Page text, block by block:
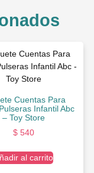
Cuentas Para
Infantil Abc
– Toy Store
$ 540
al carrito